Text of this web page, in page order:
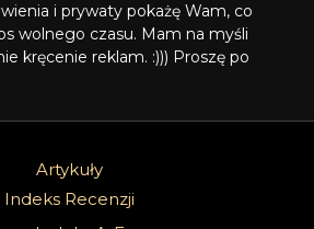
i prywaty pokażę Wam, co
wolnego czasu. Mam na myśli
kręcenie reklam. :))) Proszę po
Artykuły
Indeks Recenzji